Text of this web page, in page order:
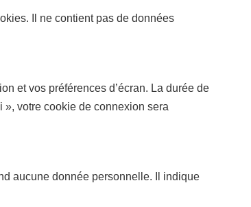
Il ne contient pas de données
et vos préférences d’écran. La durée de
», votre cookie de connexion sera
aucune donnée personnelle. Il indique